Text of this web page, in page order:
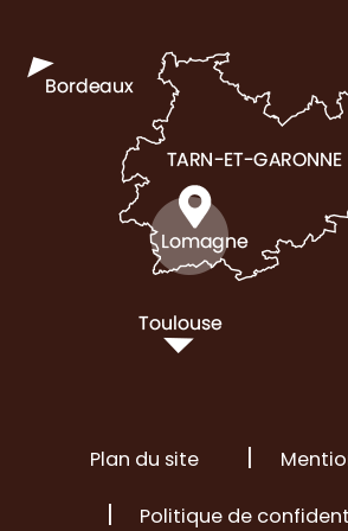
Plan du site
Politique de